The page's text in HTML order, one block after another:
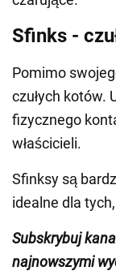
Sfinks -
Pomimo
czułych kotów.
fizycznego
właścicieli.
Sfinksy są
idealne dla
Subskrybuj
najnowszymi